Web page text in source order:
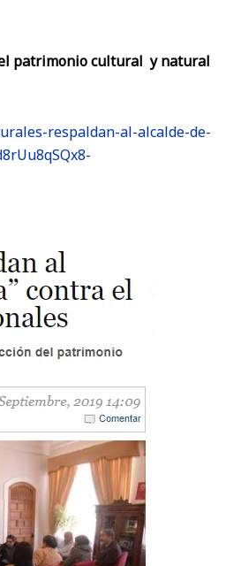
patrimonio cultural y natural
respaldan-al-alcalde-de-